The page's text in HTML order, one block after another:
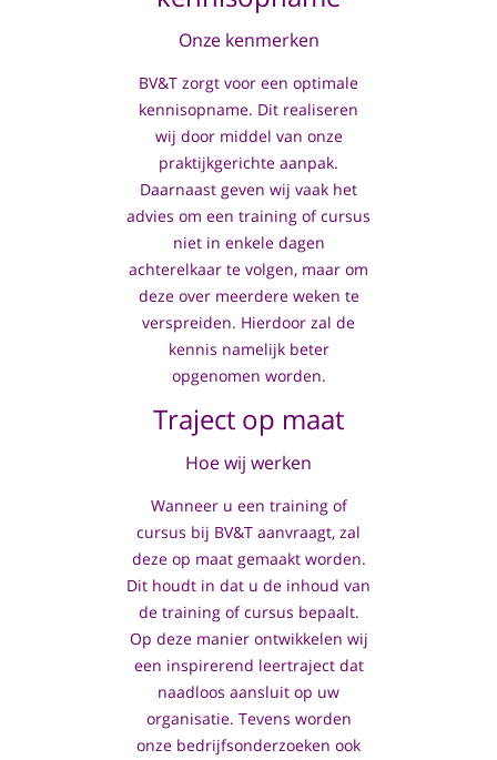
Onze kenmerken
BV&T zorgt voor een optimale
kennisopname. Dit realiseren
wij door middel van onze
praktijkgerichte aanpak.
Daarnaast geven wij vaak het
advies om een training of cursus
niet in enkele dagen
achterelkaar te volgen, maar om
deze over meerdere weken te
verspreiden. Hierdoor zal de
kennis namelijk beter
opgenomen worden.
Traject op maat
Hoe wij werken
Wanneer u een training of
cursus bij BV&T aanvraagt, zal
deze op maat gemaakt worden.
Dit houdt in dat u de inhoud van
de training of cursus bepaalt.
Op deze manier ontwikkelen wij
een inspirerend leertraject dat
naadloos aansluit op uw
organisatie. Tevens worden
onze bedrijfsonderzoeken ook